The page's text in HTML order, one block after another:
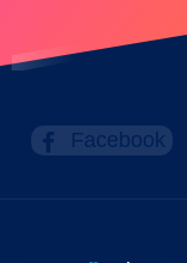
Facebook